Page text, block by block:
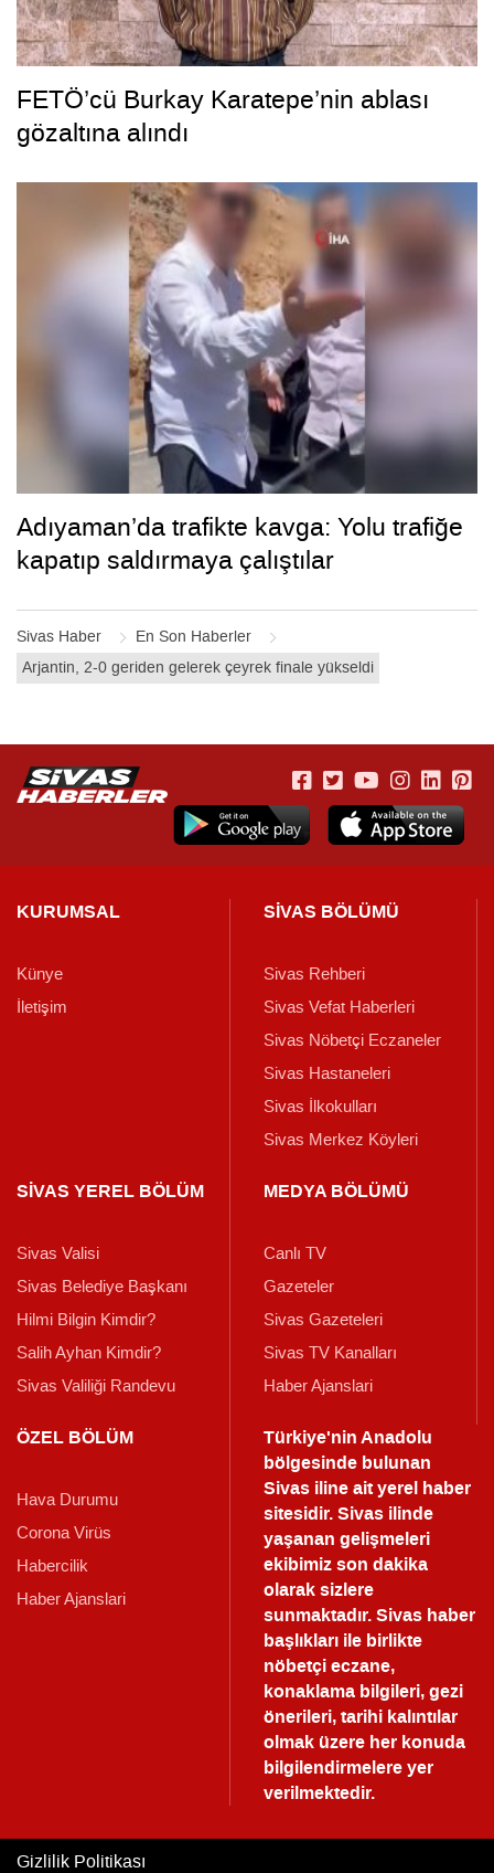
Sivas Haber
En Son Haberler
Arjantin, 2-0 geriden gelerek çeyrek finale yükseldi
FETÖ’cü Burkay Karatepe’nin ablası
gözaltına alındı
Adıyaman’da trafikte kavga: Yolu trafiğe
kapatıp saldırmaya çalıştılar
KURUMSAL
Künye
İletişim
SİVAS BÖLÜMÜ
Sivas Rehberi
Sivas Vefat Haberleri
Sivas Nöbetçi Eczaneler
Sivas Hastaneleri
Sivas İlkokulları
Sivas Merkez Köyleri
SİVAS YEREL BÖLÜM
Sivas Valisi
Sivas Belediye Başkanı
Hilmi Bilgin Kimdir?
Salih Ayhan Kimdir?
Sivas Valiliği Randevu
MEDYA BÖLÜMÜ
Canlı TV
Gazeteler
Sivas Gazeteleri
Sivas TV Kanalları
Haber Ajanslari
ÖZEL BÖLÜM
Hava Durumu
Corona Virüs
Habercilik
Haber Ajanslari
Türkiye'nin Anadolu
bölgesinde bulunan
Sivas iline ait yerel haber
sitesidir. Sivas ilinde
yaşanan gelişmeleri
ekibimiz son dakika
olarak sizlere
sunmaktadır.Sivas haber
başlıkları ile birlikte
nöbetçi eczane,
konaklama bilgileri, gezi
önerileri, tarihi kalıntılar
olmak üzere her konuda
bilgilendirmelere yer
verilmektedir.
Gizlilik Politikası